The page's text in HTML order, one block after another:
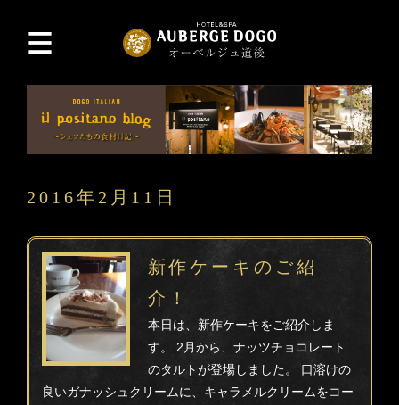
2016年2月11日
新作ケーキのご紹
介！
本日は、新作ケーキをご紹介しま
す。 2月から、ナッツチョコレート
のタルトが登場しました。 口溶けの
良いガナッシュクリームに、キャラメルクリームをコー